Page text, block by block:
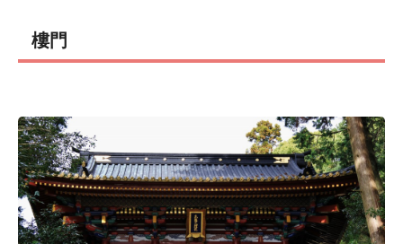
樓門